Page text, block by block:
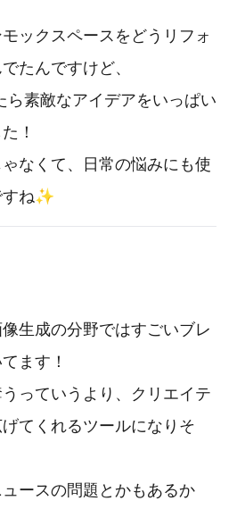
ックスペースをどうリフォ
たんですけど、
ら素敵なアイデアをいっぱい
！
なくて、日常の悩みにも使
すね✨
生成の分野ではすごいブレ
ます！
っていうより、クリエイテ
てくれるツールになりそ
ースの問題とかもあるか